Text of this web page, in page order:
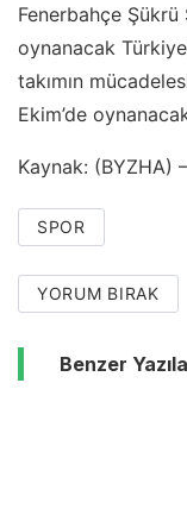
Fenerbahçe
oynanacak
takımın
Ekim’de
Kaynak: (BYZHA)
SPOR
YORUM BIRAK
Benzer